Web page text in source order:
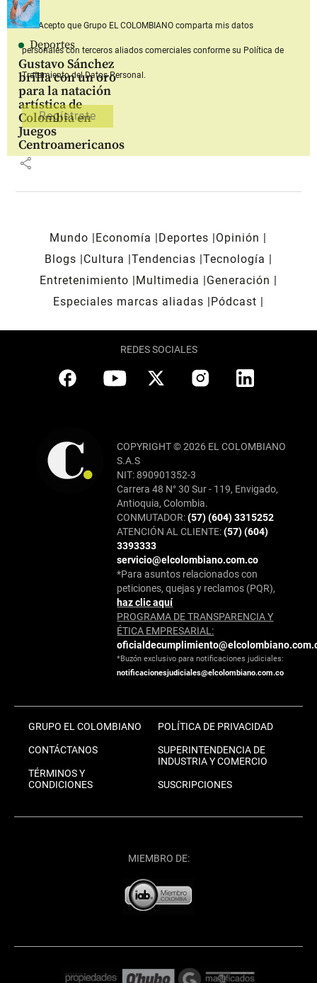
Deportes
Gustavo Sánchez
brilla con un oro
para la natación
artística de
Colombia en
Juegos
Centroamericanos
share
Acepto que Grupo EL COLOMBIANOcomparta mis datos
personales con terceros aliados comerciales conforme su Política de
Tratamiento del Datos Personal.
Mundo Economía Deportes
Opinión
Blogs
Cultura Tendencias Tecnología
Entretenimiento
Multimedia
Generación
Especiales marcas aliadas
Pódcast
REDES SOCIALES
COPYRIGHT © 2026 EL COLOMBIANO
S.A.S
NIT: 890901352-3
Carrera 48 N° 30 Sur - 119, Envigado,
Antioquia, Colombia.
CONMUTADOR:(57) (604) 3315252
ATENCIÓN AL CLIENTE:(57) (604)
3393333
servicio@elcolombiano.com.co
*Para asuntos relacionados con
peticiones, quejas y reclamos (PQR),
haz clic aquí
PROGRAMA DE TRANSPARENCIA Y
ÉTICA EMPRESARIAL:
*Buzón exclusivo para notificaciones judiciales:
notificacionesjudiciales@elcolombiano.com.co
GRUPO EL COLOMBIANO
CONTÁCTANOS
TÉRMINOS Y
CONDICIONES
POLÍTICA DE PRIVACIDAD
SUPERINTENDENCIA DE
INDUSTRIA Y COMERCIO
SUSCRIPCIONES
MIEMBRO DE: